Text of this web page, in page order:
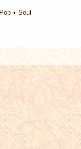
Pop
Soul